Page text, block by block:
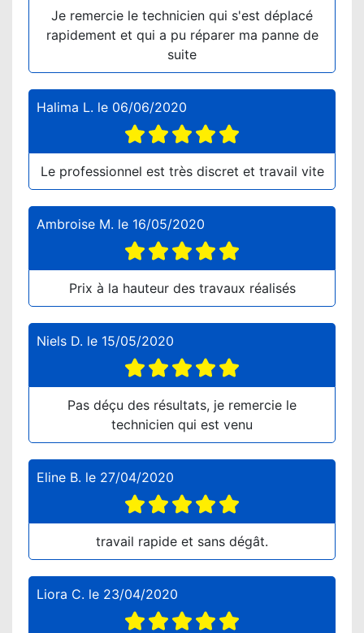
Je remercie le technicien qui s'est déplacé
rapidement et qui a pu réparer ma panne de
suite
Halima L. le 06/06/2020
Le professionnel est très discret et travail vite
Ambroise M. le 16/05/2020
Prix à la hauteur des travaux réalisés
Niels D. le 15/05/2020
Pas déçu des résultats, je remercie le
technicien qui est venu
Eline B. le 27/04/2020
travail rapide et sans dégât.
Liora C. le 23/04/2020